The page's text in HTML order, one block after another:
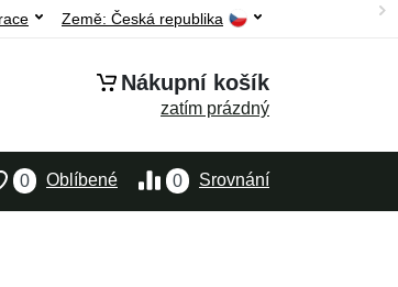
Země: Česká republika
Nákupní košík
zatím prázdný
0 Srovnání
0 Oblíbené